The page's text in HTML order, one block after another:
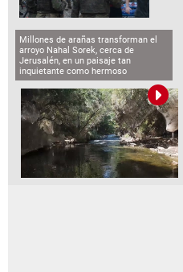
Millones de arañas transforman el
arroyo Nahal Sorek, cerca de
Jerusalén, en un paisaje tan
inquietante como hermoso